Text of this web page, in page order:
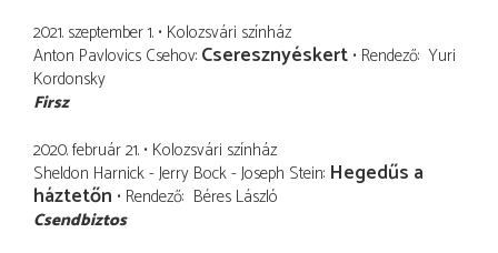
2021. szeptember 1. Kolozsvári színház
Anton Pavlovics Csehov Cseresznyéskert Rendező Yuri
Kordonsky
Firsz
2020. február 21. Kolozsvári színház
Sheldon Harnick - Jerry Bock - Joseph Stein Hegedűs a
háztetőn Rendező Béres László
Csendbiztos